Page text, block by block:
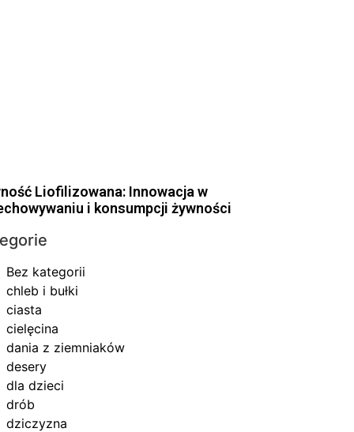
Liofilizowana: Innowacja w
i konsumpcji żywności
Bez kategorii
chleb i bułki
ciasta
cielęcina
dania z ziemniaków
desery
dla dzieci
drób
dziczyzna